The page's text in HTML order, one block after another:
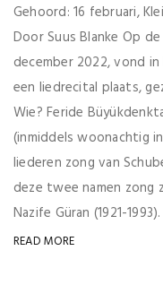
Gehoord: 16 februari,
Door Suus Blanke Op
december 2022, vond
een liedrecital plaats,
Wie? Feride
(inmiddels woonachtig
liederen zong van
deze twee namen zong
Nazife Güran (1921-
READ MORE